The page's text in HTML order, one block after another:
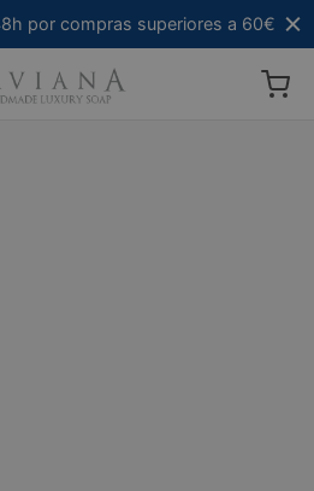
por compras superiores a 60€